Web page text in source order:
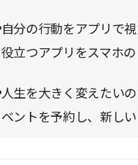
自分の行動をアプリで
役立つアプリをスマホ
人生を大きく変えたい
ベントを予約し、新し